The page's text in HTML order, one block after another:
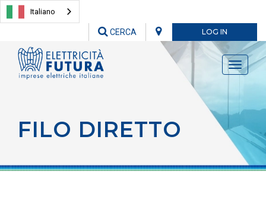
Italiano
LOG IN
CERCA
Toggle
FILO DIRETTO